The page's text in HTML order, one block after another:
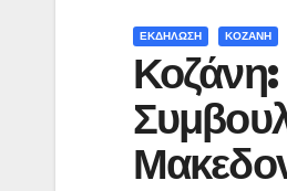
ΕΚΔΗΛΩΣΗ ΚΟΖΑΝΗ
Κοζάνη: